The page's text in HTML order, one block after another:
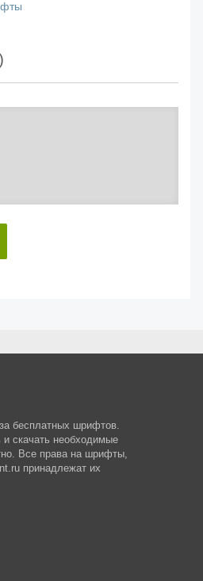
бесплатных шрифтов.
скачать необходимые
Все права на шрифты,
принадлежат их